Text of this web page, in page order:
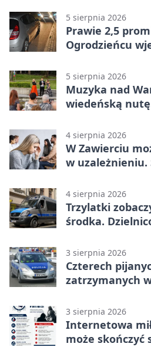
5 sierpnia 2026
Prawie 2,5
Ogrodzieńcu
5 sierpnia 2026
Muzyka nad
wiedeńską
4 sierpnia 2026
W Zawierciu
w
4 sierpnia 2026
Trzylatki
środka.
3 sierpnia 2026
Czterech
zatrzymanych
3 sierpnia 2026
Internetowa
może skończyć